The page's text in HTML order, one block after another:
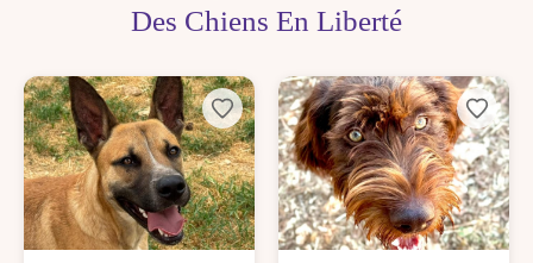
Des Chiens En Liberté